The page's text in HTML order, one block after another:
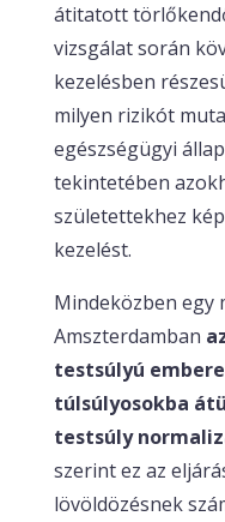
átitatott
vizsgálat során
kezelésben
milyen rizikót
egészségügyi
tekintetében
születettekhez
kezelést.
Mindeközben egy
Amszterdamban
testsúlyú
túlsúlyosokba
testsúly
szerint ez az
lövöldözésnek